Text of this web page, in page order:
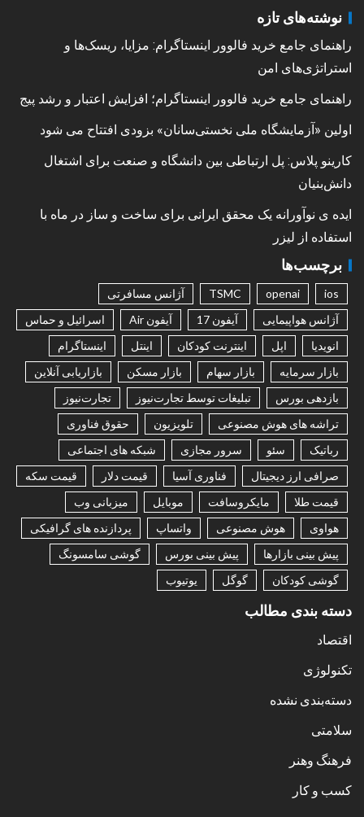
نوشته‌های تازه
راهنمای جامع خرید فالوور اینستاگرام: مزایا، ریسک‌ها و
استراتژی‌های امن
راهنمای جامع خرید فالوور اینستاگرام؛ افزایش اعتبار و رشد پیج
اولین «آزمایشگاه ملی نخستی‌سانان» بزودی افتتاح می شود
کارینو پلاس: پل ارتباطی بین دانشگاه و صنعت برای اشتغال
دانش‌بنیان
ایده ی نوآورانه یک محقق ایرانی برای ساخت و ساز در ماه با
استفاده از لیزر
برچسب‌ها
ios
openai
TSMC
آژانس مسافرتی
آژانس هواپیمایی
آیفون 17 آیفون Air
اسرائیل و حماس
انویدیا
اپل اینترنت کودکان اینتل
اینستاگرام
بازار سرمایه
بازار سهام بازار مسکن
بازاریابی آنلاین
بازدهی بورس
تبلیغات توسط تجارت‌نیوز
تجارت‌نیوز
تراشه های هوش مصنوعی
تلویزیون
حقوق فناوری
رباتیک
سئو سرور مجازی
شبکه های اجتماعی
صرافی ارز دیجیتال
فناوری آسیا قیمت دلار
قیمت سکه
قیمت طلا
مایکروسافت موبایل
میزبانی وب
هواوی
هوش مصنوعی واتساپ
پردازنده های گرافیکی
پیش بینی بازارها
پیش بینی بورس
گوشی سامسونگ
گوشی کودکان
گوگل یوتیوب
دسته بندی مطالب
اقتصاد
تکنولوژی
دسته‌بندی نشده
سلامتی
فرهنگ وهنر
کسب و کار